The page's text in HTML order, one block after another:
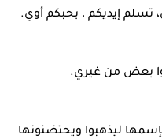
تسلم إيديكم ، بحبكم أوي.
بعض من غيري.
ليذهبوا ويحتضنونها